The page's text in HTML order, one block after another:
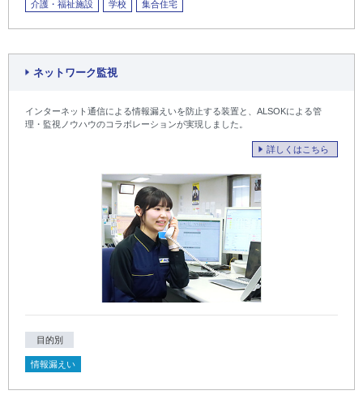
介護・福祉施設 学校 集合住宅
ネットワーク監視
インターネット通信による情報漏えいを防止する装置と、ALSOKによる管
理・監視ノウハウのコラボレーションが実現しました。
詳しくはこちら
目的別
情報漏えい